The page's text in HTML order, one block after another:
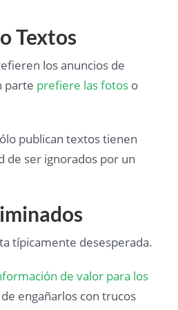
Textos
los anuncios de
parte prefiere las fotos o
publican textos tienen
de ser ignorados por un
típicamente desesperada.
de valor para los
engañarlos con trucos